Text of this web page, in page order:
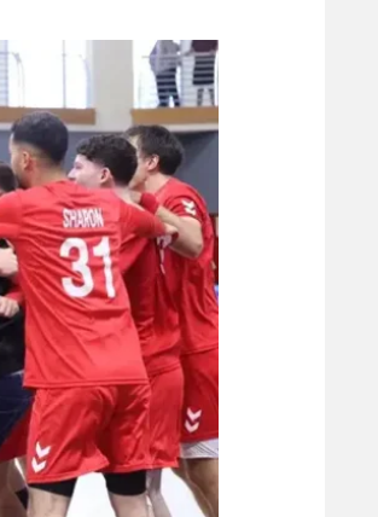
תקנון משתתפים וזוכים בפרסים
תקנון עבור פעילות אלקטרה
תקנון עבור פעילות ספורט 1 – "מרלן"
גיימינג E-Sports
תנאי שימוש
מדיניות פרטיות
תקנון פעילות ספורט 1
רשיון להקרנה פומבית לבית עסק
הצטרפות לחבילת הערוצים
לוח דרושים – ג'ובנט